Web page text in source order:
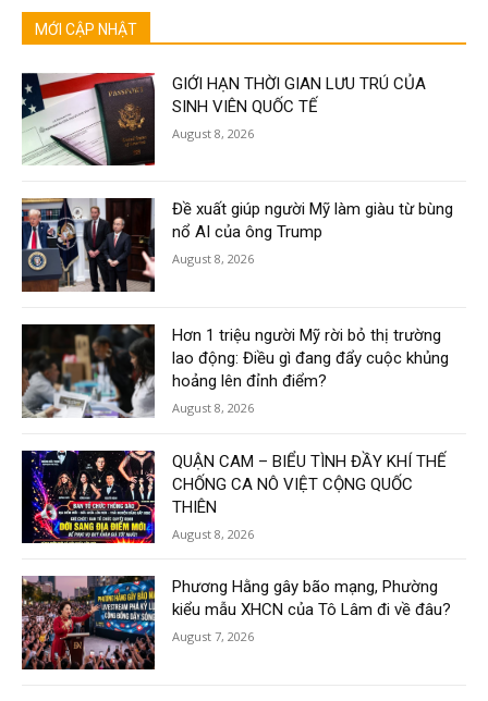
MỚI CẬP NHẬT
GIỚI HẠN THỜI GIAN LƯU TRÚ CỦA
SINH VIÊN QUỐC TẾ
August 8, 2026
Đề xuất giúp người Mỹ làm giàu từ bùng
nổ AI của ông Trump
August 8, 2026
Hơn 1 triệu người Mỹ rời bỏ thị trường
lao động: Điều gì đang đẩy cuộc khủng
hoảng lên đỉnh điểm?
August 8, 2026
QUẬN CAM – BIỂU TÌNH ĐẦY KHÍ THẾ
CHỐNG CA NÔ VIỆT CỘNG QUỐC
THIÊN
August 8, 2026
Phương Hằng gây bão mạng, Phường
kiểu mẫu XHCN của Tô Lâm đi về đâu?
August 7, 2026